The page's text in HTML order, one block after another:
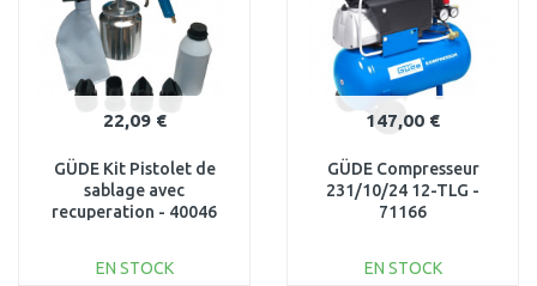
22,09 €
GÜDE Kit Pistolet de
sablage avec
recuperation - 40046
EN STOCK
147,00 €
GÜDE Compresseur
231/10/24 12-TLG -
71166
EN STOCK